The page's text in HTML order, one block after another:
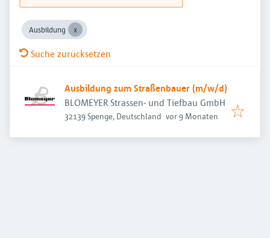
Ausbildung
Suche zurücksetzen
Ausbildung zum Straßenbauer (m/w/d)
BLOMEYER Strassen- und Tiefbau GmbH
32139 Spenge, Deutschland Veröffentlicht:
vor 9 Monaten